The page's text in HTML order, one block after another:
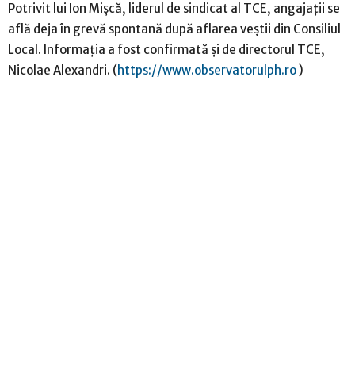
Potrivit lui Ion Mișcă, liderul de sindicat al TCE, angajații se
află deja în grevă spontană după aflarea veștii din Consiliul
Local. Informația a fost confirmată și de directorul TCE,
Nicolae Alexandri. (https://www.observatorulph.ro)